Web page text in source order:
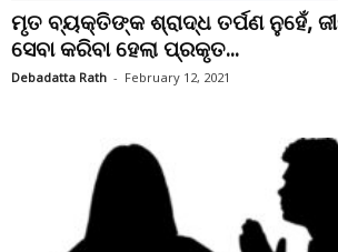
ମୃତ ବ୍ୟକ୍ତିଙ୍କ ଶ୍ରାଦ୍ଧ ତର୍ପଣ ନୁହେଁ,
ସେବା କରିବା ହେଲା ପ୍ରକୃତ...
Debadatta Rath - February 12, 2021